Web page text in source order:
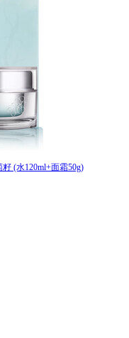
(水120ml+面霜50g)